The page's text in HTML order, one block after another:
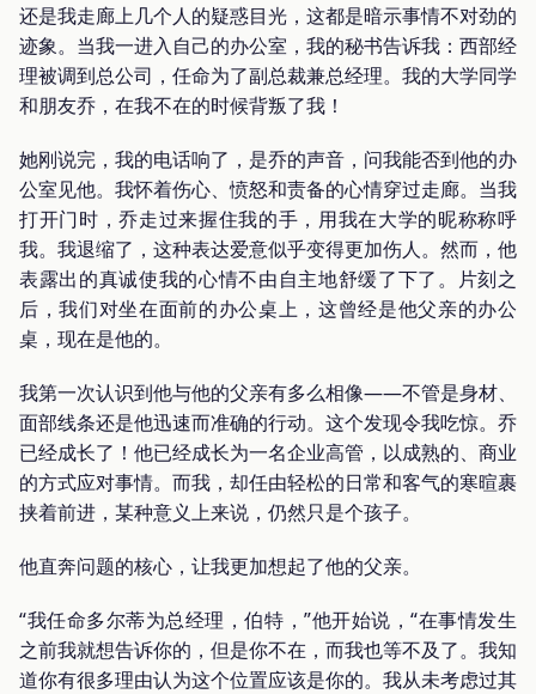
还是我走廊上几个人的疑惑目光，这都是暗示事情不对劲的
迹象。当我一进入自己的办公室，我的秘书告诉我：西部经
理被调到总公司，任命为了副总裁兼总经理。我的大学同学
和朋友乔，在我不在的时候背叛了我！
她刚说完，我的电话响了，是乔的声音，问我能否到他的办
公室见他。我怀着伤心、愤怒和责备的心情穿过走廊。当我
打开门时，乔走过来握住我的手，用我在大学的昵称称呼
我。我退缩了，这种表达爱意似乎变得更加伤人。然而，他
表露出的真诚使我的心情不由自主地舒缓了下了。片刻之
后，我们对坐在面前的办公桌上，这曾经是他父亲的办公
桌，现在是他的。
我第一次认识到他与他的父亲有多么相像——不管是身材、
面部线条还是他迅速而准确的行动。这个发现令我吃惊。乔
已经成长了！他已经成长为一名企业高管，以成熟的、商业
的方式应对事情。而我，却任由轻松的日常和客气的寒暄裹
挟着前进，某种意义上来说，仍然只是个孩子。
他直奔问题的核心，让我更加想起了他的父亲。
“我任命多尔蒂为总经理，伯特，”他开始说，“在事情发生
之前我就想告诉你的，但是你不在，而我也等不及了。我知
道你有很多理由认为这个位置应该是你的。我从未考虑过其